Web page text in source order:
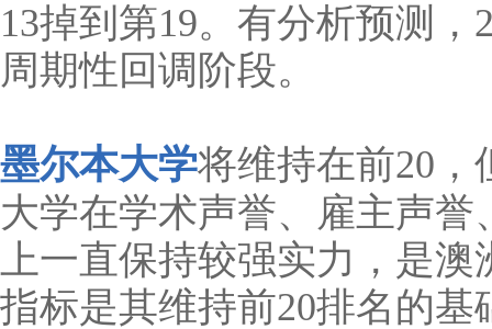
13掉到第19。有分析预测
周期性回调阶段。
墨尔本大学将维持在前20，
大学在学术声誉、雇主声
上一直保持较强实力，是
指标是其维持前20排名的